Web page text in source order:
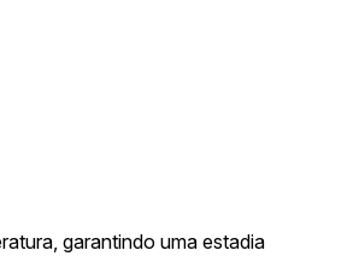
garantindo uma estadia